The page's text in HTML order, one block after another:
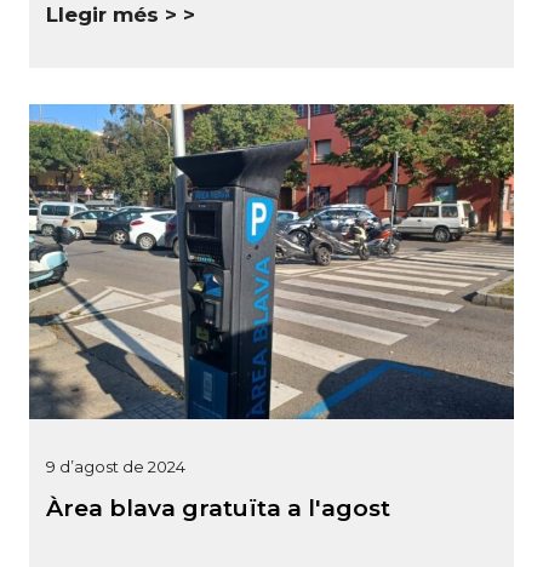
Llegir més >
9 d’agost de 2024
Àrea blava gratuïta a l'agost